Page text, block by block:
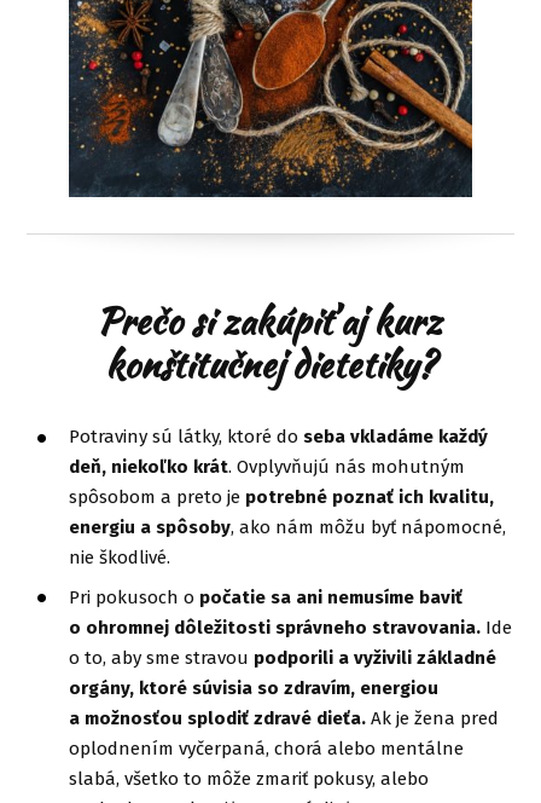
Prečo si zakúpiť aj kurz
konštitučnej dietetiky?
Potraviny sú látky, ktoré doseba vkladáme každý
deň, niekoľko krát. Ovplyvňujú nás mohutným
spôsobom a preto je potrebné poznať ich kvalitu,
energiu a spôsoby, ako nám môžu byť nápomocné,
nie škodlivé.
Pri pokusoch o počatie sa ani nemusíme baviť
o ohromnej dôležitosti správneho stravovania. Ide
o to, aby sme stravou podporili a vyživili základné
orgány, ktoré súvisia so zdravím, energiou
a možnosťou splodiť zdravé dieťa. Ak je žena pred
oplodnením vyčerpaná, chorá alebo mentálne
slabá, všetko to môže zmariť pokusy, alebo